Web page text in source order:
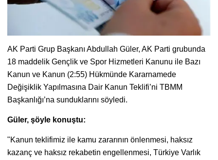
AK Parti Grup Başkanı Abdullah Güler, AK Parti grubunda
18 maddelik Gençlik ve Spor Hizmetleri Kanunu ile Bazı
Kanun ve Kanun (2:55) Hükmünde Kararnamede
Değişiklik Yapılmasına Dair Kanun Teklifi’ni TBMM
Başkanlığı’na sunduklarını söyledi.
Güler, şöyle konuştu:
"Kanun teklifimiz ile kamu zararının önlenmesi, haksız
kazanç ve haksız rekabetin engellenmesi, Türkiye Varlık